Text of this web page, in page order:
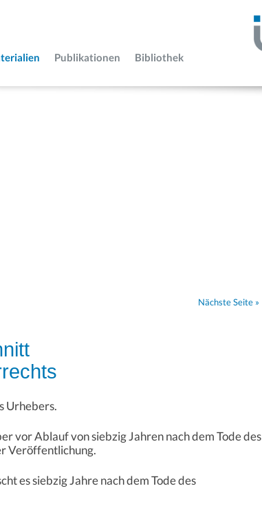
Publikationen Bibliothek
Nächste Seite »
Urhebers.
vor Ablauf von siebzig Jahren nach dem Tode des
Veröffentlichung.
es siebzig Jahre nach dem Tode des